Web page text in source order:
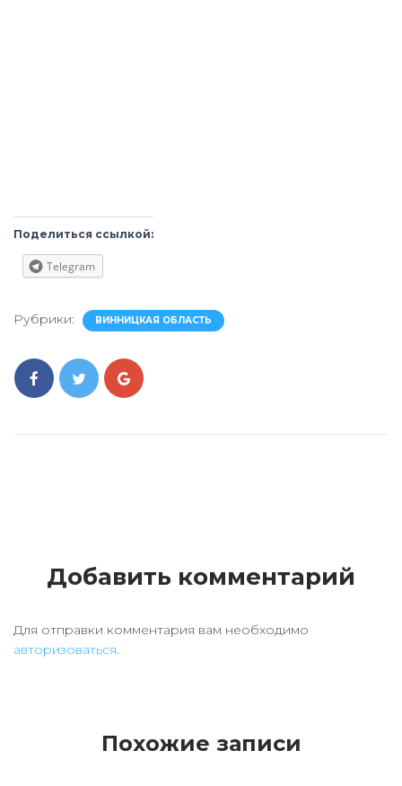
Поделиться ссылкой:
Telegram
Рубрики: ВИННИЦКАЯ ОБЛАСТЬ
Добавить комментарий
Для отправки комментария вам необходимо
авторизоваться.
Похожие записи